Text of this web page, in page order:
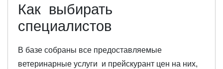
Как выбирать
специалистов
В базе собраны все предоставляемые
ветеринарные услуги и прейскурант цен на них,